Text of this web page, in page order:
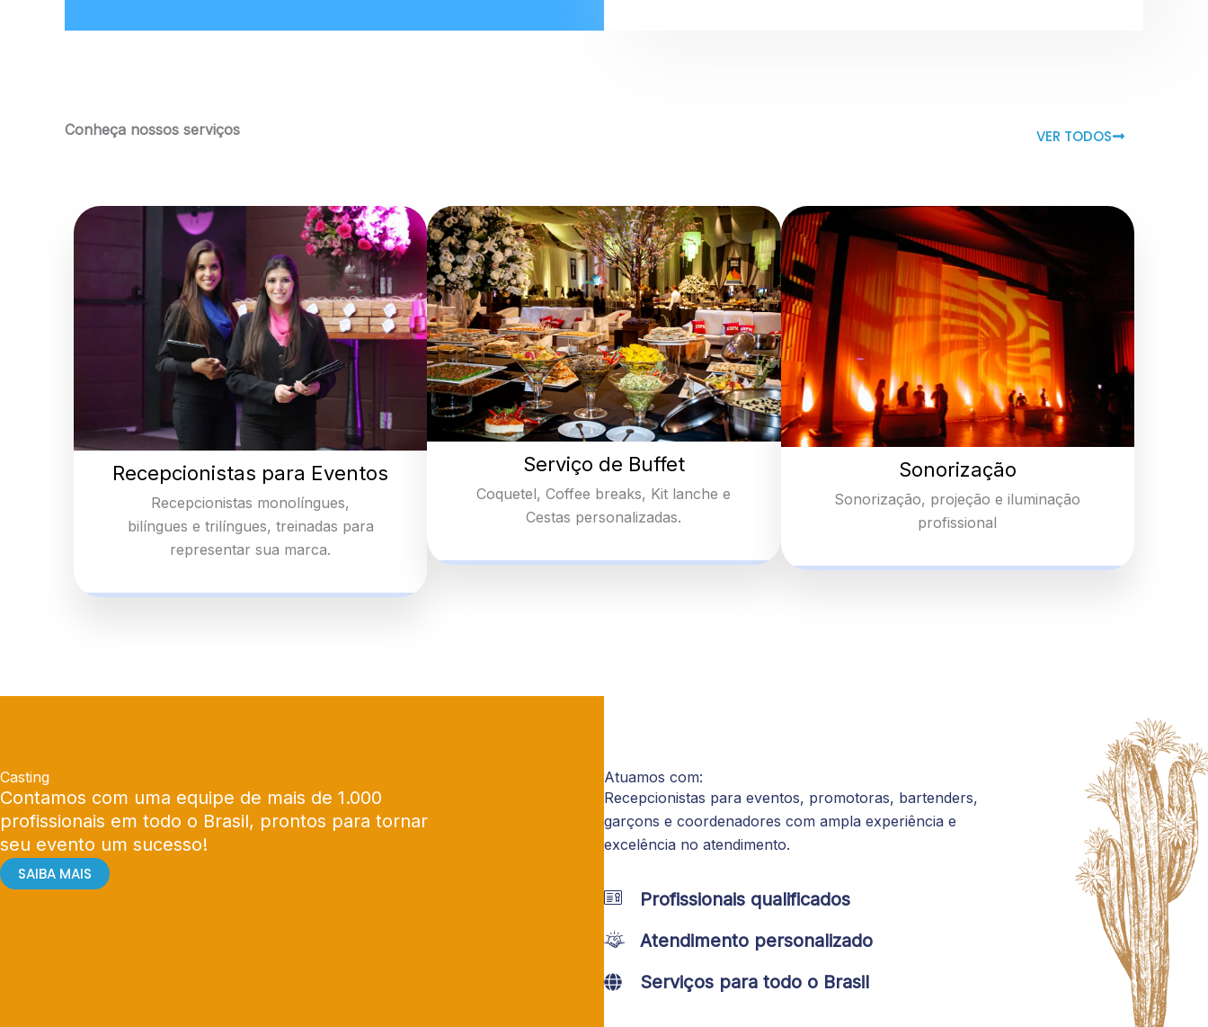
Conheça nossos serviços VER TODOS
Recepcionistas para Eventos
Recepcionistas monolíngues,
bilíngues e trilíngues, treinadas para
representar sua marca.
Serviço de Buffet
Coquetel, Coffee breaks, Kit lanche e
Cestas personalizadas.
Sonorização
Sonorização, projeção e iluminação
profissional
Casting
Contamos com uma equipe de mais de 1.000
profissionais em todo o Brasil, prontos para tornar
seu evento um sucesso!
SAIBA MAIS
Atuamos com:
Recepcionistas para eventos, promotoras, bartenders,
garçons e coordenadores com ampla experiência e
excelência no atendimento.
Profissionais qualificados
Atendimento personalizado
Serviços para todo o Brasil